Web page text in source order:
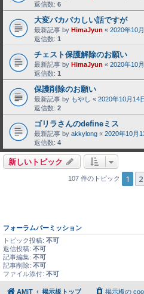
返信数: 6
大変バカバカしい話ですが
最新記事 by HimaJyun « 2020年10
返信数: 1
チェスト保護解除のお願い
最新記事 by HimaJyun « 2020年10
返信数: 1
保護削除のお願い
最新記事 by もやし « 2020年10月14
返信数: 2
ゴリラさんのdefineミス
最新記事 by akkylong « 2020年10月
返信数: 4
新しいトピック
107 件のトピック 1 2
フォーラムパーミッション
トピック投稿: 不可
返信投稿: 不可
記事編集: 不可
記事削除: 不可
ファイル添付: 不可
AMiT 掲示板トップ 掲示板の